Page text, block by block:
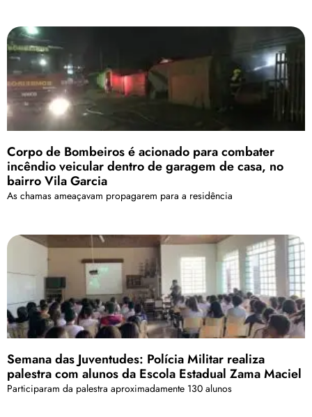
Corpo de Bombeiros é acionado para combater
incêndio veicular dentro de garagem de casa, no
bairro Vila Garcia
As chamas ameaçavam propagarem para a residência
Semana das Juventudes: Polícia Militar realiza
palestra com alunos da Escola Estadual Zama Maciel
Participaram da palestra aproximadamente 130 alunos